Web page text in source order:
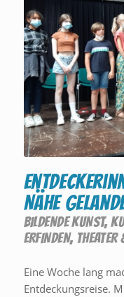
Nähe
BILDENDE KUNST,
ERFINDEN,
Eine Woche lang
Entdeckungsreise.